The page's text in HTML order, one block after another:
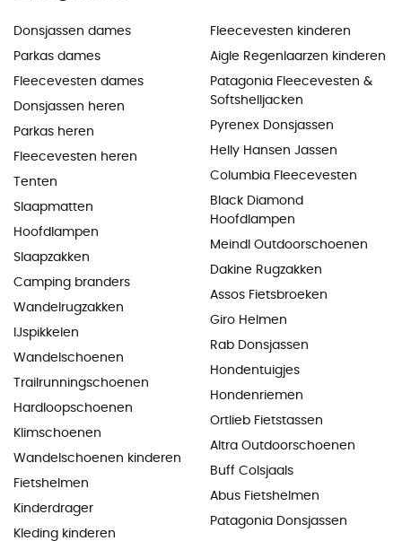
Donsjassen dames
Parkas dames
Fleecevesten dames
Donsjassen heren
Parkas heren
Fleecevesten heren
Tenten
Slaapmatten
Hoofdlampen
Slaapzakken
Camping branders
Wandelrugzakken
IJspikkelen
Wandelschoenen
Trailrunningschoenen
Hardloopschoenen
Klimschoenen
Wandelschoenen kinderen
Fietshelmen
Kinderdrager
Kleding kinderen
Fleecevesten kinderen
Aigle Regenlaarzen kinderen
Patagonia Fleecevesten &
Softshelljacken
Pyrenex Donsjassen
Helly Hansen Jassen
Columbia Fleecevesten
Black Diamond
Hoofdlampen
Meindl Outdoorschoenen
Dakine Rugzakken
Assos Fietsbroeken
Giro Helmen
Rab Donsjassen
Hondentuigjes
Hondenriemen
Ortlieb Fietstassen
Altra Outdoorschoenen
Buff Colsjaals
Abus Fietshelmen
Patagonia Donsjassen